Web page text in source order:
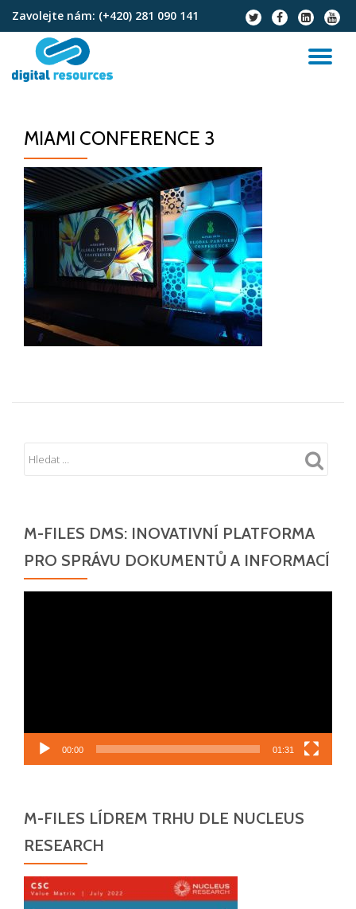
Přeskočit
obsah
Zavolejte nám: (+420) 281 090 141
fa-
twitter
fa-
facebook
fa-
linkedin-
square
fa-
MIAMI CONFERENCE 3
M-FILES DMS: INOVATIVNÍ PLATFORMA
PRO SPRÁVU DOKUMENTŮ A INFORMACÍ
00:00 01:31
M-FILES LÍDREM TRHU DLE NUCLEUS
RESEARCH